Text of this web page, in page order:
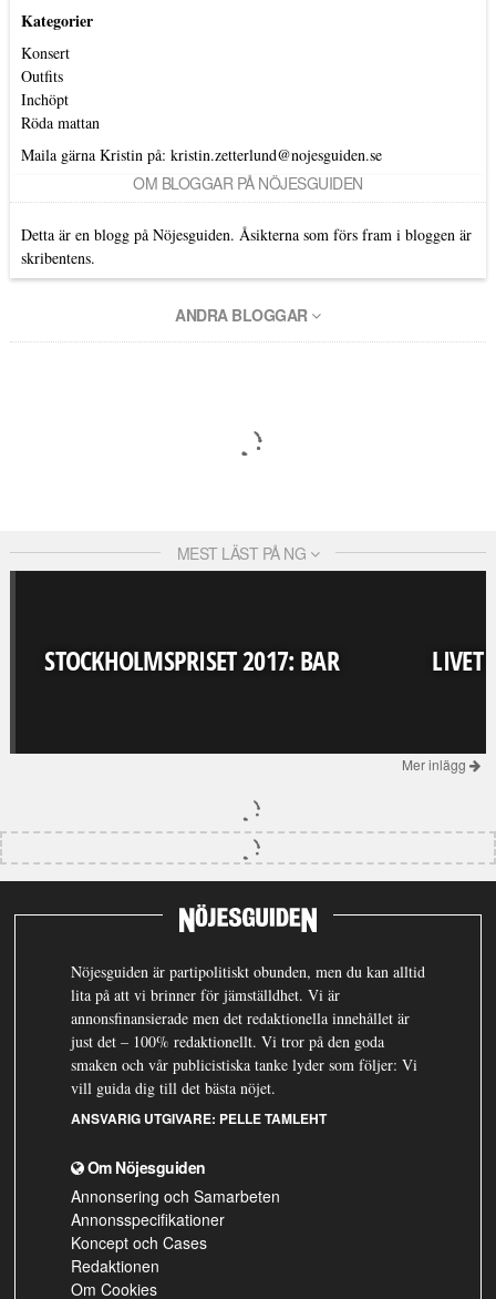
Kategorier
Konsert
Outfits
Inchöpt
Röda mattan
Maila gärna Kristin på: kristin.zetterlund@nojesguiden.se
OM BLOGGAR PÅ NÖJESGUIDEN
Detta är en blogg på Nöjesguiden. Åsikterna som förs fram i bloggen är
skribentens.
ANDRA BLOGGAR
MEST LÄST PÅ NG
STOCKHOLMSPRISET 2017: BAR LIVET
Mer inlägg
Nöjesguiden är partipolitiskt obunden, men du kan alltid
lita på att vi brinner för jämställdhet. Vi är
annonsfinansierade men det redaktionella innehållet är
just det – 100% redaktionellt. Vi tror på den goda
smaken och vår publicistiska tanke lyder som följer: Vi
vill guida dig till det bästa nöjet.
ANSVARIG UTGIVARE: PELLE TAMLEHT
Om Nöjesguiden
Annonsering och Samarbeten
Annonsspecifikationer
Koncept och Cases
Redaktionen
Om Cookies